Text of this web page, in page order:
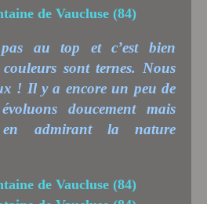
au top et c’est bien
sont ternes. Nous
! Il y a encore un peu de
doucement mais
en admirant la nature